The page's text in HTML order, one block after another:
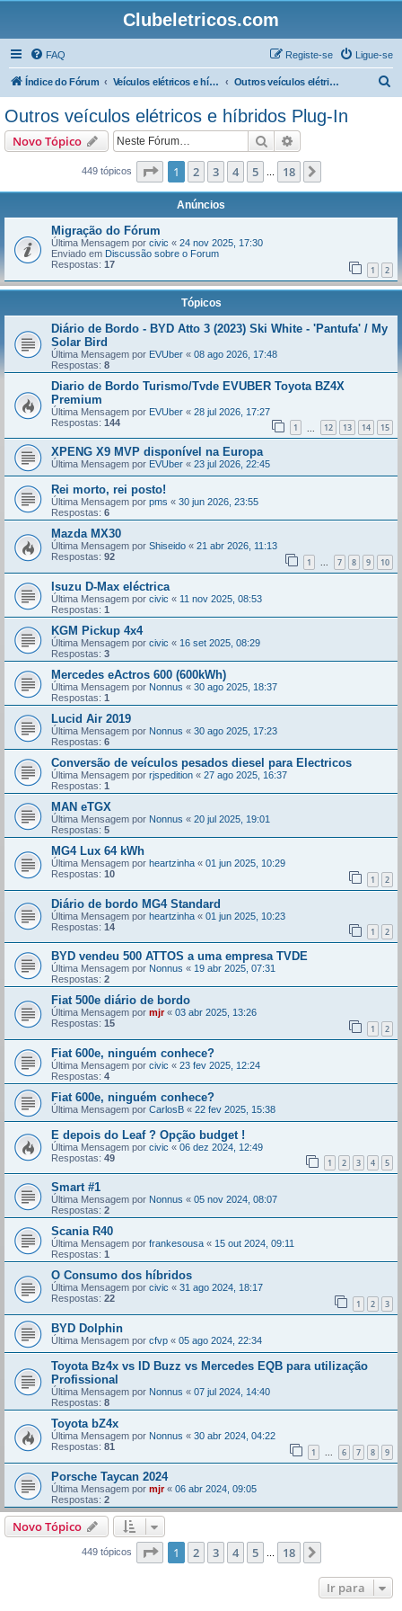
Clubeletricos.com
FAQ Ligue-se
Registe-se
Índice do Fórum Veículos elétricos e híbridos plug-in Outros veículos elétricos e híbridos Plug-In
Outros veículos elétricos e híbridos Plug-In
Novo Tópico Pesquisar
449 tópicos Página de 18
1 2 3 4 5 18
Anúncios
Migração do Fórum
Última Mensagem por civic « 24 nov 2025, 17:30
Enviado em Discussão sobre o Forum
Respostas: 17 1 2
Tópicos
Diário de Bordo - BYD Atto 3 (2023) Ski White - 'Pantufa' / My
Solar Bird
Última Mensagem por EVUber « 08 ago 2026, 17:48
Respostas: 8
Diario de Bordo Turismo/Tvde EVUBER Toyota BZ4X
Premium
Última Mensagem por EVUber « 28 jul 2026, 17:27
Respostas: 144 1 12 13 14 15
XPENG X9 MVP disponível na Europa
Última Mensagem por EVUber « 23 jul 2026, 22:45
Rei morto, rei posto!
Última Mensagem por pms « 30 jun 2026, 23:55
Respostas: 6
Mazda MX30
Última Mensagem por Shiseido « 21 abr 2026, 11:13
Respostas: 92 1 ... 7 8 9 10
Isuzu D-Max eléctrica
Última Mensagem por civic « 11 nov 2025, 08:53
Respostas: 1
KGM Pickup 4x4
Última Mensagem por civic « 16 set 2025, 08:29
Respostas: 3
Mercedes eActros 600 (600kWh)
Última Mensagem por Nonnus « 30 ago 2025, 18:37
Respostas: 1
Lucid Air 2019
Última Mensagem por Nonnus « 30 ago 2025, 17:23
Respostas: 6
Conversão de veículos pesados diesel para Electricos
Última Mensagem por rjspedition « 27 ago 2025, 16:37
Respostas: 1
MAN eTGX
Última Mensagem por Nonnus « 20 jul 2025, 19:01
Respostas: 5
MG4 Lux 64 kWh
Última Mensagem por heartzinha « 01 jun 2025, 10:29
Respostas: 10 1 2
Diário de bordo MG4 Standard
Última Mensagem por heartzinha « 01 jun 2025, 10:23
Respostas: 14 1 2
BYD vendeu 500 ATTOS a uma empresa TVDE
Última Mensagem por Nonnus « 19 abr 2025, 07:31
Respostas: 2
Fiat 500e diário de bordo
Última Mensagem por mjr« 03 abr 2025, 13:26
Respostas: 15 1 2
Fiat 600e, ninguém conhece?
Última Mensagem por civic « 23 fev 2025, 12:24
Respostas: 4
Fiat 600e, ninguém conhece?
Última Mensagem por CarlosB « 22 fev 2025, 15:38
E depois do Leaf ? Opção budget !
Última Mensagem por civic « 06 dez 2024, 12:49
Respostas: 49 1 2 3 4 5
Smart #1
Última Mensagem por Nonnus « 05 nov 2024, 08:07
Respostas: 2
Scania R40
Última Mensagem por frankesousa « 15 out 2024, 09:11
Respostas: 1
O Consumo dos híbridos
Última Mensagem por civic « 31 ago 2024, 18:17
Respostas: 22 1 2 3
BYD Dolphin
Última Mensagem por cfvp « 05 ago 2024, 22:34
Toyota Bz4x vs ID Buzz vs Mercedes EQB para utilização
Profissional
Última Mensagem por Nonnus « 07 jul 2024, 14:40
Respostas: 8
Toyota bZ4x
Última Mensagem por Nonnus « 30 abr 2024, 04:22
Respostas: 81 1 ... 6 7 8 9
Porsche Taycan 2024
Última Mensagem por mjr« 06 abr 2024, 09:05
Respostas: 2
Novo Tópico
449 tópicos Página de 18
1 2 3 4 5 18
Ir para